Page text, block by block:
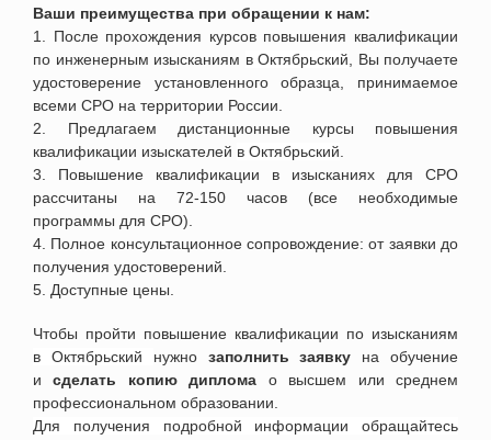
Ваши преимущества при обращении к нам:
1. После прохождения курсов повышения квалификации
по инженерным изысканиям в Октябрьский , Вы получаете
удостоверение установленного образца, принимаемое
всеми СРО на территории России.
2. Предлагаем дистанционные курсы повышения
квалификации изыскателей в Октябрьский
3. Повышение квалификации в изысканиях для СРО
рассчитаны на 72-150 часов (все необходимые
программы для СРО).
4. Полное консультационное сопровождение: от заявки до
получения удостоверений.
5. Доступные цены.
Чтобы пройти повышение квалификации по изысканиям
в Октябрьский нужно заполнить заявку на обучение
исделать копию диплома о высшем или среднем
профессиональном образовании.
Для получения подробной информации обращайтесь